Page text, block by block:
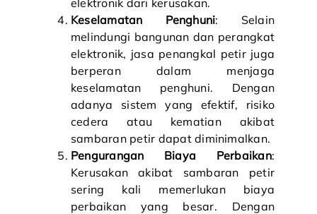
Keselamatan Penghuni: Selain
melindungi bangunan dan perangkat
elektronik, jasa penangkal petir juga
berperan dalam menjaga
keselamatan penghuni. Dengan
adanya sistem yang efektif, risiko
cedera atau kematian akibat
sambaran petir dapat diminimalkan.
Pengurangan Biaya Perbaikan:
Kerusakan akibat sambaran petir
sering kali memerlukan biaya
perbaikan yang besar. Dengan